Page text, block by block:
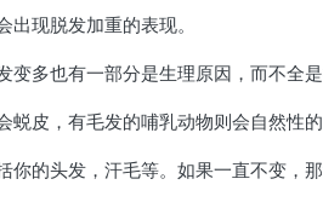
现脱发加重的表现。
多也有一部分是生理原因，而不全是
皮，有毛发的哺乳动物则会自然性的
的头发，汗毛等。如果一直不变，